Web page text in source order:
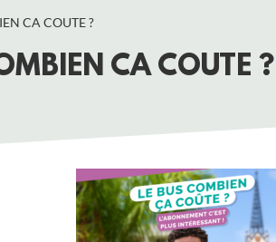
CA COUTE ?
CA COUTE ?